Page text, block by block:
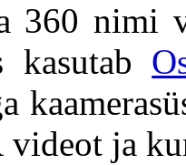
360 nimi
kasutab
ja